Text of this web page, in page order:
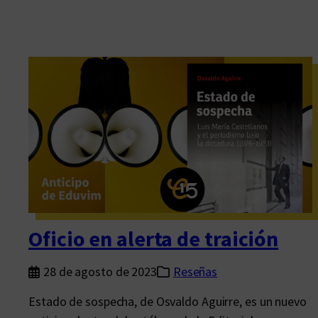
Oficio en alerta de traición
28 de agosto de 2023
Reseñas
Estado de sospecha, de Osvaldo Aguirre, es un nuevo